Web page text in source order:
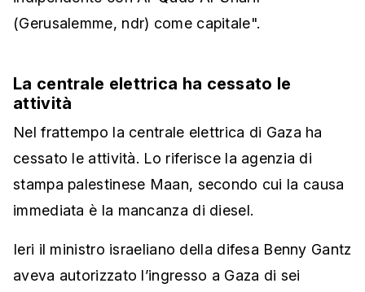
(Gerusalemme, ndr) come capitale".
La centrale elettrica ha cessato le
attività
Nel frattempo la centrale elettrica di Gaza ha
cessato le attività. Lo riferisce la agenzia di
stampa palestinese Maan, secondo cui la causa
immediata è la mancanza di diesel.
Ieri il ministro israeliano della difesa Benny Gantz
aveva autorizzato l’ingresso a Gaza di sei